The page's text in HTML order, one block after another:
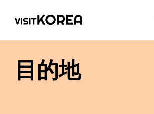
目的地